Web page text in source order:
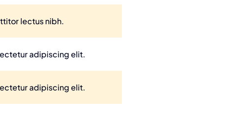
lectus nibh.
adipiscing elit.
adipiscing elit.